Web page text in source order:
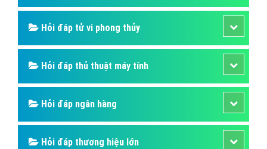
Hỏi đáp tử vi phong thủy
Hỏi đáp thủ thuật máy tính
Hỏi đáp ngân hàng
Hỏi đáp thương hiệu lớn